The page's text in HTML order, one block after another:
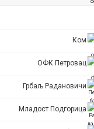
Ком
ОФК Петровац
Грбаљ Радановичи
Младост Подгорица